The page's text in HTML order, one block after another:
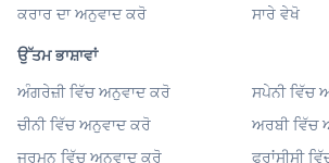
ਕਰਾਰ ਦਾ ਅਨੁਵਾਦ ਕਰੋ
ਸਾਰੇ ਵੇਖੋ
ਉੱਤਮ ਭਾਸ਼ਾਵਾਂ
ਅੰਗਰੇਜ਼ੀ ਵਿੱਚ ਅਨੁਵਾਦ ਕਰੋ
ਸਪੇਨੀ ਵਿੱਚ
ਚੀਨੀ ਵਿੱਚ ਅਨੁਵਾਦ ਕਰੋ
ਅਰਬੀ ਵਿੱਚ
ਜਰਮਨ ਵਿੱਚ ਅਨੁਵਾਦ ਕਰੋ
ਫਰਾਂਸੀਸੀ